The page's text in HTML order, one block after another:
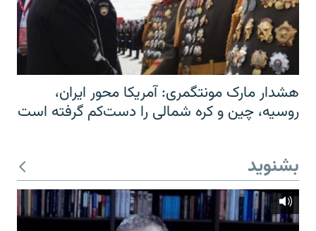
هشدار مارک مونتگمری: آمریکا محور ایران،
روسیه، چین و کره شمالی را دست‌کم گرفته است
بشنوید